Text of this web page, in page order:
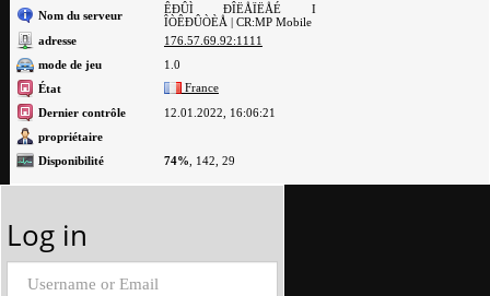
Nom du serveur
ÊÐÛÌ ÐÎËÅÏËÅÉ I
ÎÒÊÐÛÒÈÅ | CR:MP Mobile
adresse
176.57.69.92:1111
mode de jeu
1.0
État
France
Dernier contrôle
12.01.2022, 16:06:21
propriétaire
Disponibilité
74% , 142, 29
Log in